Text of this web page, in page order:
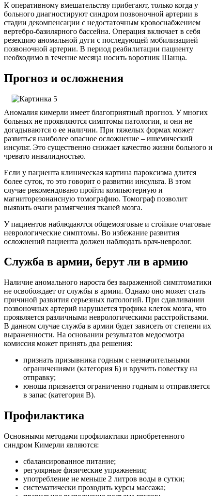
К оперативному вмешательству прибегают, только когда у
больного диагностируют синдром позвоночной артерии в
стадии декомпенсации с недостаточным кровоснабжением
вертебро-базилярного бассейна. Операция включает в себя
резекцию аномальной дуги с последующей мобилизацией
позвоночной артерии. В период реабилитации пациенту
необходимо в течение месяца носить воротник Шанца.
Прогноз и осложнения
Аномалия кимерли имеет благоприятный прогноз. У многих
больных не проявляются симптомы патологии, и они не
догадываются о ее наличии. При тяжелых формах может
развиться наиболее опасное осложнение – ишемический
инсульт. Это существенно снижает качество жизни больного и
чревато инвалидностью.
Если у пациента клиническая картина пароксизма длится
более суток, то это говорит о развитии инсульта. В этом
случае рекомендовано пройти компьютерную и
магниторезонансную томографию. Томограф позволит
выявить очаги размягчения тканей мозга.
У пациентов наблюдаются общемозговые и стойкие очаговые
неврологические симптомы. Во избежание развития
осложнений пациента должен наблюдать врач-невролог.
Служба в армии, берут ли в армию
Наличие аномального нароста без выраженной симптоматики
не освобождает от службы в армии. Однако оно может стать
причиной развития серьезных патологий. При сдавливании
позвоночных артерий нарушается трофика клеток мозга, что
проявляется различными неврологическими расстройствами.
В данном случае служба в армии будет зависеть от степени их
выраженности. На основании результатов медосмотра
комиссия может принять два решения:
признать призывника годным с незначительными
ограничениями (категория Б) и вручить повестку на
отправку;
юноша признается ограниченно годным и отправляется
в запас (категория В).
Профилактика
Основными методами профилактики приобретенного
синдром Кимерли являются:
сбалансированное питание;
регулярные физические упражнения;
употребление не меньше 2 литров воды в сутки;
систематически проходить курсы массажа;